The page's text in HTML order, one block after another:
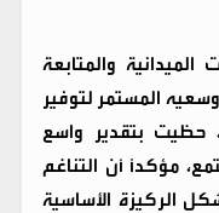
والمتابعة
المستمر لتوفير
حظيت بتقدير واسع
مؤكداً أن التناغم
الركيزة الأساسية